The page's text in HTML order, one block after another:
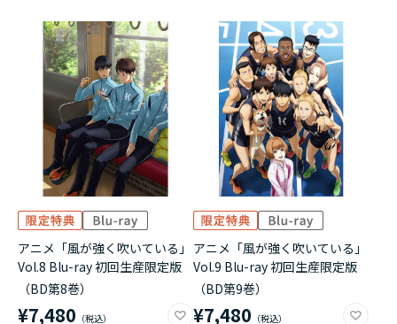
アニメ「風が強く吹いている」
Vol.8 Blu-ray 初回生産限定版
（BD第8巻）
¥7,480
アニメ「風が強く吹いている」
Vol.9 Blu-ray 初回生産限定版
（BD第9巻）
¥7,480